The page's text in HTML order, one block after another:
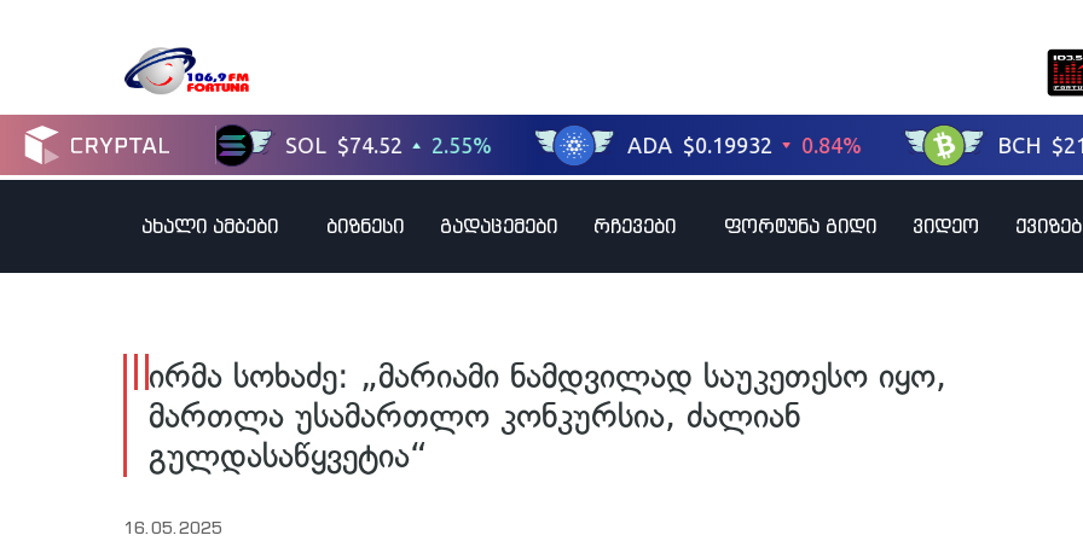
ახალი ამბები ბიზნესი გადაცემები რჩევები ფორტუნა გიდი ვიდეო
ირმა სოხაძე: „მარიამი ნამდვილად საუკეთესო იყო,
მართლა უსამართლო კონკურსია, ძალიან
გულდასაწყვეტია“
16.05.2025